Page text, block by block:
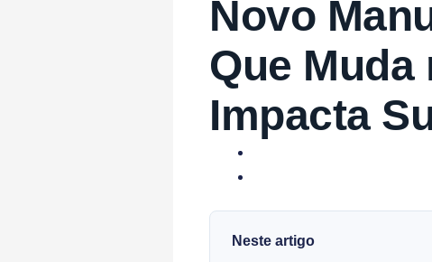
Novo
Que Muda
Impacta
Neste artigo